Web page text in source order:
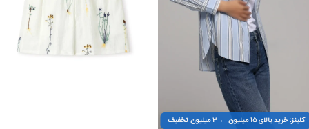
کلینز: خرید بالای ۱۵ میلیون ← ۳ میلیون تخفیف